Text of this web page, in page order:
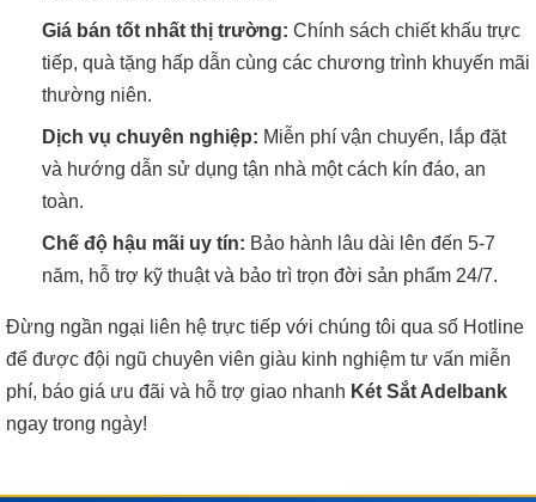
Giá bán tốt nhất thị trường: Chính sách chiết khấu trực
tiếp, quà tặng hấp dẫn cùng các chương trình khuyến mãi
thường niên.
Dịch vụ chuyên nghiệp: Miễn phí vận chuyển, lắp đặt
và hướng dẫn sử dụng tận nhà một cách kín đáo, an
toàn.
Chế độ hậu mãi uy tín: Bảo hành lâu dài lên đến 5-7
năm, hỗ trợ kỹ thuật và bảo trì trọn đời sản phẩm 24/7.
Đừng ngần ngại liên hệ trực tiếp với chúng tôi qua số Hotline
để được đội ngũ chuyên viên giàu kinh nghiệm tư vấn miễn
phí, báo giá ưu đãi và hỗ trợ giao nhanh Két Sắt Adelbank
ngay trong ngày!